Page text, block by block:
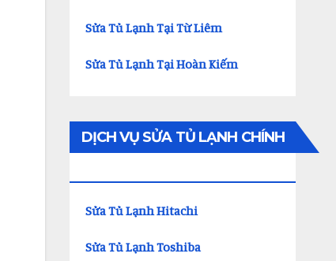
Sửa Tủ Lạnh Tại Từ Liêm
Sửa Tủ Lạnh Tại Hoàn Kiếm
DỊCH VỤ SỬA TỦ LẠNH CHÍNH
Sửa Tủ Lạnh Hitachi
Sửa Tủ Lạnh Toshiba